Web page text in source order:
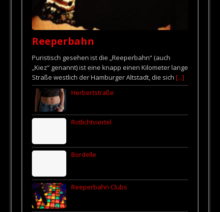
Reeperbahn
Puristisch gesehen ist die „Reeperbahn“ (auch
„Kiez“ genannt) ist eine knapp einen Kilometer lange
Straße westlich der Hamburger Altstadt, die sich [...]
Herbertstraße
Rotlichtviertel
Bordelle
Reeperbahn Clubs